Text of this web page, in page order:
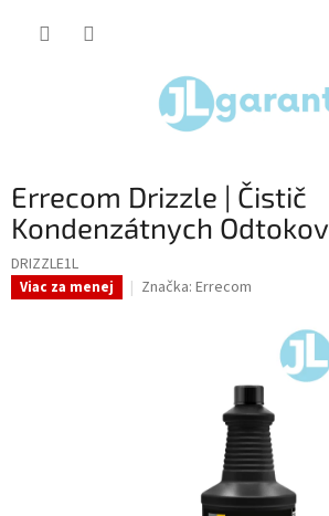
Errecom Drizzle | Čistič
Kondenzátnych Odtokov
DRIZZLE1L
Viac za menej Značka: Errecom